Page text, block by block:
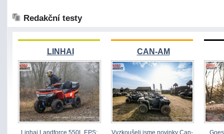
Redakční testy
LINHAI
Linhai Landforce 550L EPS:
CAN-AM
Vyzkoušeli jsme novinky Can-